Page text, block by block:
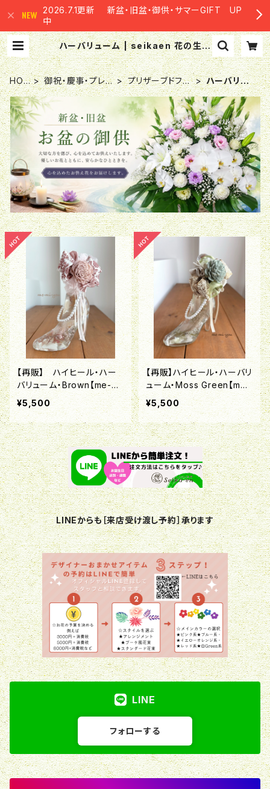
2026.7.1更新 新盆・旧盆・御供・サマーGIFT UP
中
ハーバリューム | seikaen 花の生華
園
HO
ME
御祝・慶事・プレ
ゼント
プリザーブドフラ
ワー
ハーバリュ
ーム
【再販】 ハイヒール・ハー
バリューム・Brown【me-mi
-youブランド】
¥5,500
【再販】ハイヒール・ハーバリ
ューム・Moss Green【me-
mi-youブランド】
¥5,500
LINEからも［来店受け渡し予約］承ります
LINE
フォローする